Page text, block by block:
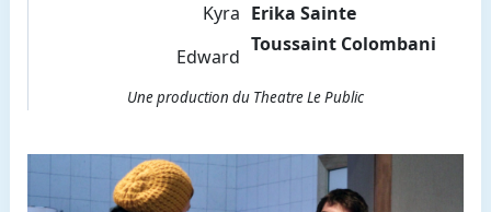
Kyra Erika Sainte
Edward
Toussaint Colombani
Une production du Theatre Le Public